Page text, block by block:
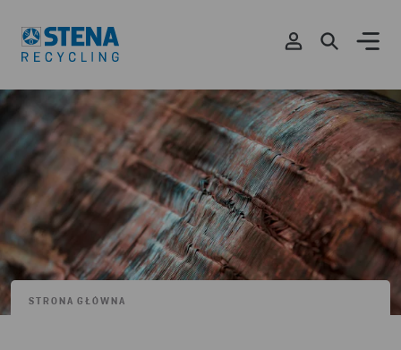
STRONA GŁÓWNA